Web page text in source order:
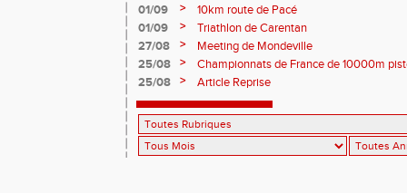
01/09
>
10km route de Pacé
01/09
>
Triathlon de Carentan
27/08
>
Meeting de Mondeville
25/08
>
Championnats de France de 10000m
25/08
> Article Reprise